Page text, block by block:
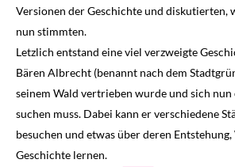
Versionen der Geschichte und diskutierten,
nun stimmten.
Letzlich entstand eine viel verzweigte
Bären Albrecht (benannt nach dem
seinem Wald vertrieben wurde und sich nun
suchen muss. Dabei kann er verschiedene
besuchen und etwas über deren
Geschichte lernen.